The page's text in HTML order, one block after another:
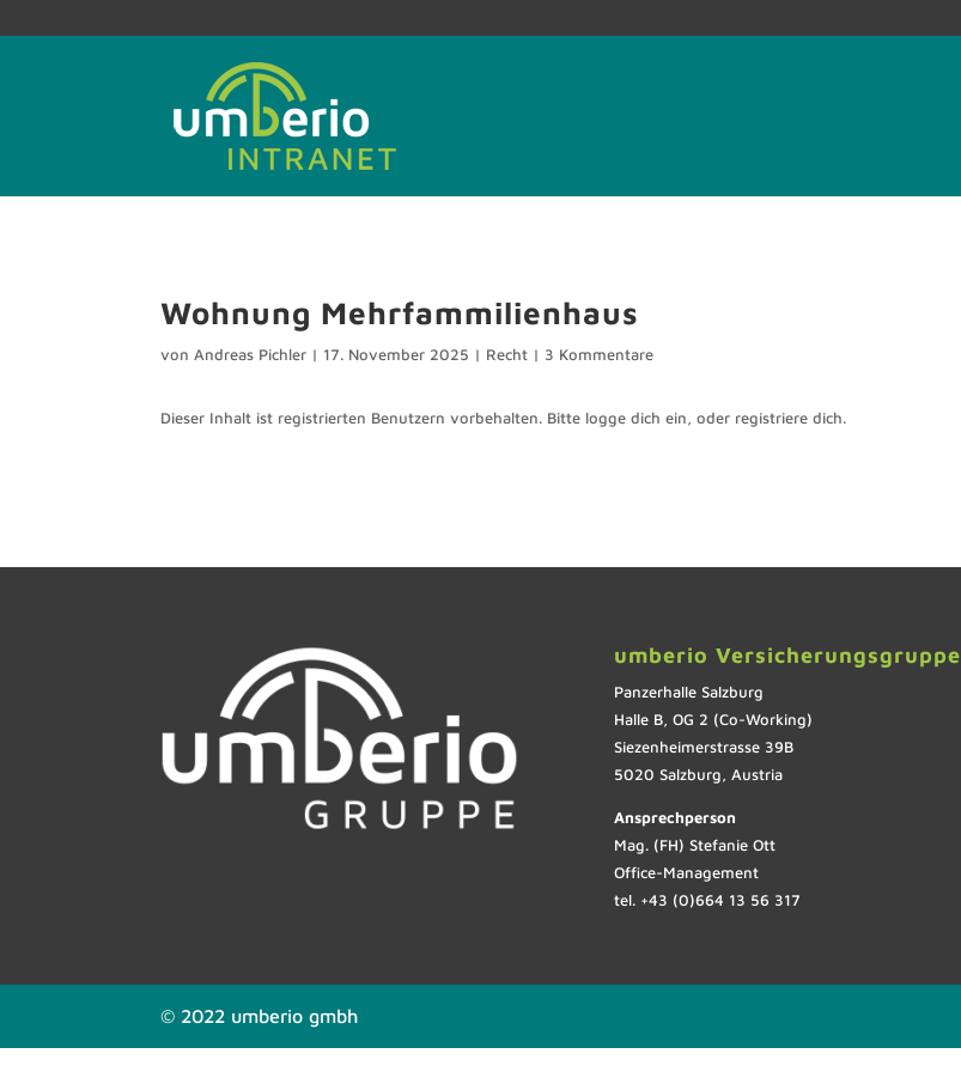
Wohnung Mehrfammilienhaus
vonAndreas Pichler | 17. November 2025 | Recht | 3 Kommentare
Dieser Inhalt ist registrierten Benutzern vorbehalten. Bitte logge dich ein, oder registriere dich.
umberio Versicherungsgruppe
Panzerhalle Salzburg
Halle B, OG 2 (Co-Working)
Siezenheimerstrasse 39B
5020 Salzburg, Austria
Ansprechperson
Mag. (FH) Stefanie Ott
Office-Management
tel. +43 (0)664 13 56 317
© 2022 umberio gmbh